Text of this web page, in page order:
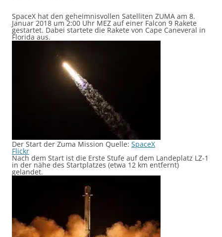
SpaceX hat den geheimnisvollen Satelliten ZUMA am 8.
Januar 2018 um 2:00 Uhr MEZ auf einer Falcon 9 Rakete
gestartet. Dabei startete die Rakete von Cape Caneveral in
Florida aus.
Der Start der Zuma Mission Quelle: SpaceX
Flickr
Nach dem Start ist die Erste Stufe auf dem Landeplatz LZ-1
in der nähe des Startplatzes (etwa 12 km entfernt)
gelandet.